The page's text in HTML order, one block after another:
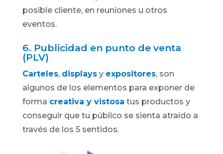
posible cliente, en reuniones u otros
eventos.
6. Publicidad en punto de venta
(PLV)
Carteles, displays y expositores, son
algunos de los elementos para exponer de
forma creativa y vistosa tus productos y
conseguir que tu público se sienta atraído a
través de los 5 sentidos.